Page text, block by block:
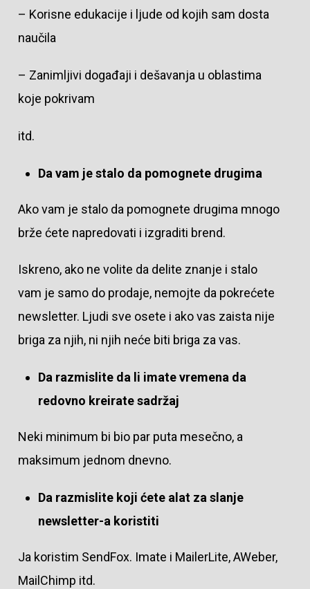
– Korisne edukacije i ljude od kojih sam dosta
naučila
– Zanimljivi događaji i dešavanja u oblastima
koje pokrivam
itd.
Da vam je stalo da pomognete drugima
Ako vam je stalo da pomognete drugima mnogo
brže ćete napredovati i izgraditi brend.
Iskreno, ako ne volite da delite znanje i stalo
vam je samo do prodaje, nemojte da pokrećete
newsletter. Ljudi sve osete i ako vas zaista nije
briga za njih, ni njih neće biti briga za vas.
Da razmislite da li imate vremena da
redovno kreirate sadržaj
Neki minimum bi bio par puta mesečno, a
maksimum jednom dnevno.
Da razmislite koji ćete alat za slanje
newsletter-a koristiti
Ja koristim SendFox. Imate i MailerLite, AWeber,
MailChimp itd.